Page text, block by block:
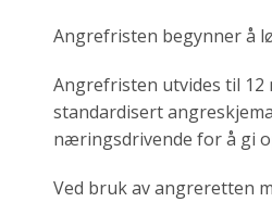
Angrefristen begynner å
Angrefristen utvides til
standardisert
næringsdrivende for å gi
Ved bruk av angreretten